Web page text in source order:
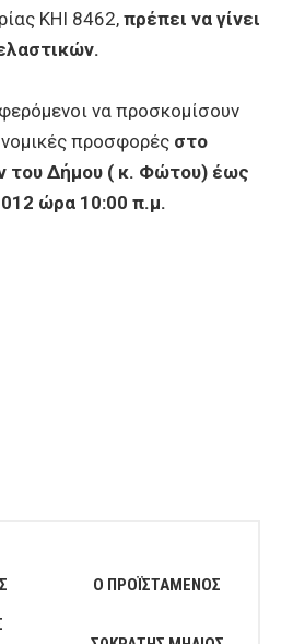
ΚΗΙ 8462, πρέπει να γίνει
να προσκομίσουν
προσφορές στο
του Δήμου ( κ. Φώτου) έως
ώρα 10:00 π.μ.
Ο ΠΡΟΪΣΤΑΜΕΝΟΣ